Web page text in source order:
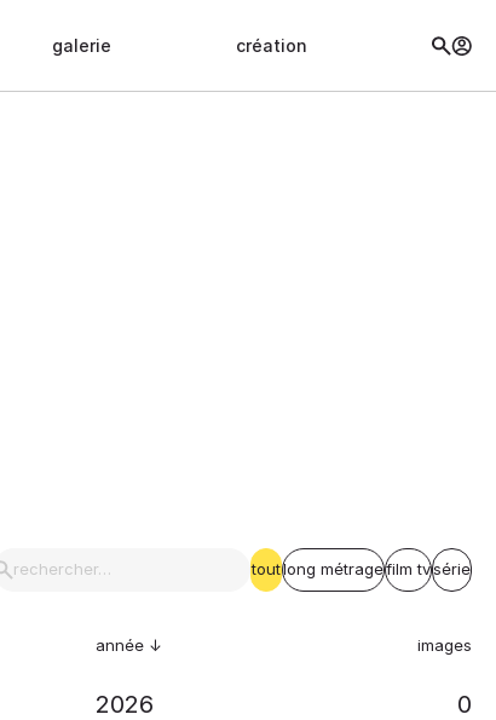
galerie création
toutlong métragefilm tvsérie
année images
2026 0